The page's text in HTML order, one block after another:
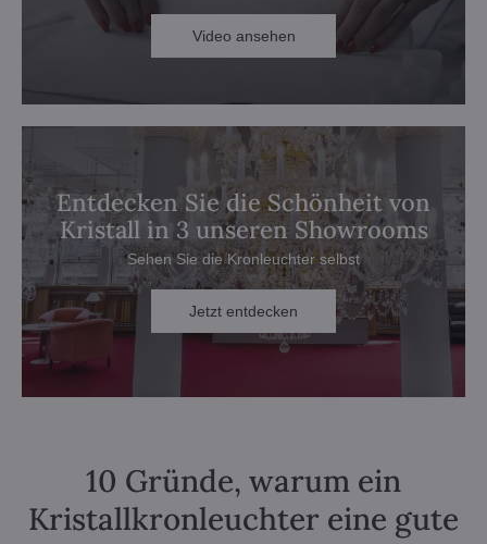
Video ansehen
Entdecken Sie die Schönheit von
Kristall in 3 unseren Showrooms
Sehen Sie die Kronleuchter selbst
Jetzt entdecken
10 Gründe, warum ein
Kristallkronleuchter eine gute